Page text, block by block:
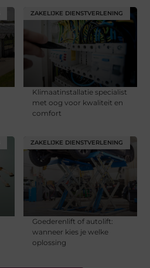
ZAKELIJKE DIENSTVERLENING
Klimaatinstallatie specialist
met oog voor kwaliteit en
comfort
ZAKELIJKE DIENSTVERLENING
Goederenlift of autolift:
wanneer kies je welke
oplossing